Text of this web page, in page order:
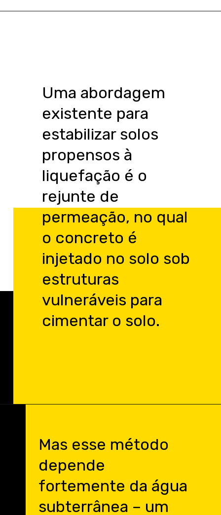
Uma abordagem
existente para
estabilizar solos
propensos à
liquefação é o
rejunte de
permeação, no qual
o concreto é
injetado no solo sob
estruturas
vulneráveis para
cimentar o solo.
Mas esse método
depende
fortemente da água
subterrânea – um